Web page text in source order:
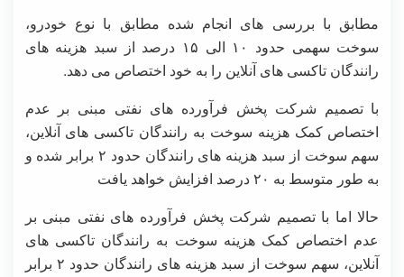
مطابق با بررسی های انجام شده مطابق با نوع خودرو،
سوخت سهمی حدود ۱۰ الی ۱۵ درصد از سبد هزینه های
رانندگان تاکسی های آنلاین را به خود اختصاص می دهد.
با تصمیم شرکت پخش فرآورده های نفتی مبنی بر عدم
اختصاص کمک هزینه سوخت به رانندگان تاکسی های آنلاین،
سهم سوخت از سبد هزینه های رانندگان حدود ۲ برابر شده و
به طور متوسط به ۲۰ درصد افزایش خواهد یافت
حالا اما با تصمیم شرکت پخش فرآورده های نفتی مبنی بر
عدم اختصاص کمک هزینه سوخت به رانندگان تاکسی های
آنلاین، سهم سوخت از سبد هزینه های رانندگان حدود ۲ برابر